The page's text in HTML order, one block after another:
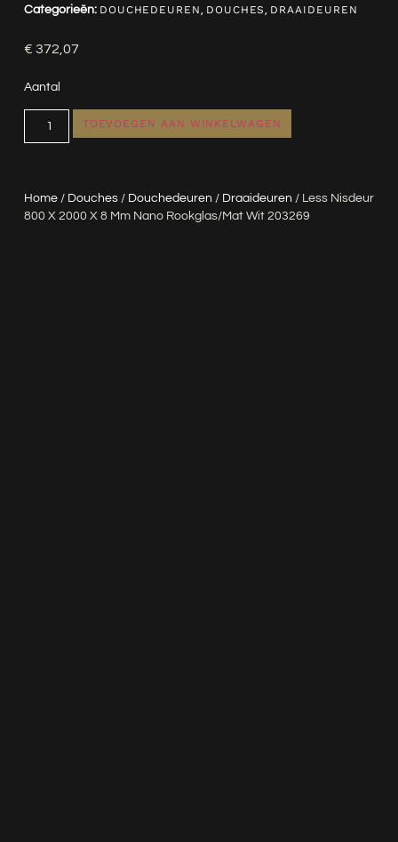
Home/ Douches/ Douchedeuren / Draaideuren / Less Nisdeur
800 X 2000 X 8 Mm Nano Rookglas/mat Wit 203269
Categorieën: DOUCHEDEUREN, DOUCHES, DRAAIDEUREN
€ 372,07
Aantal
TOEVOEGEN AAN WINKELWAGEN